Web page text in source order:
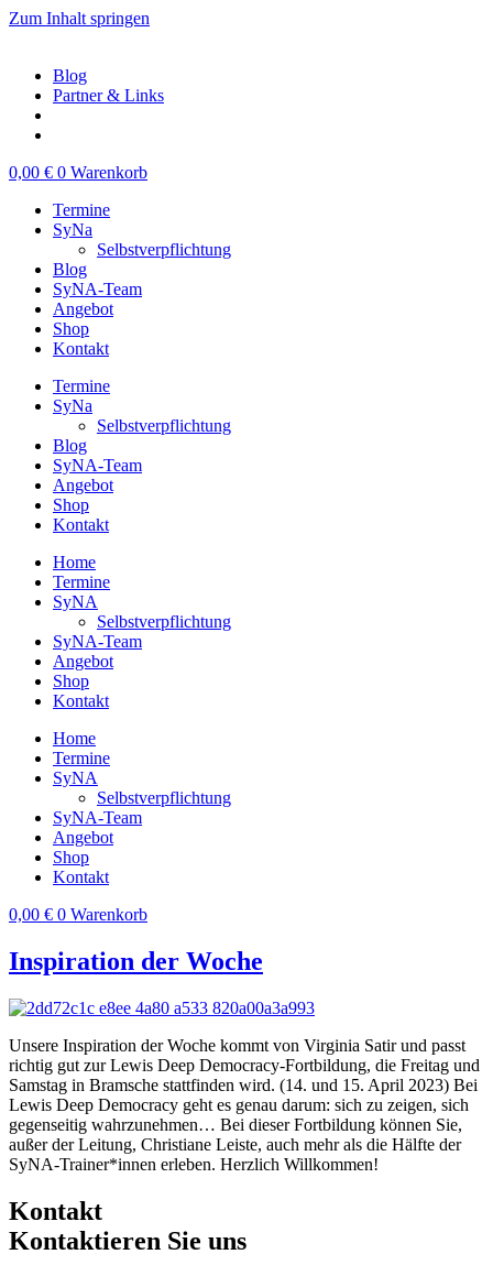
Zum Inhalt springen
Blog
Partner & Links
0,00 € 0 Warenkorb
Termine
SyNa
Selbstverpflichtung
Blog
SyNA-Team
Angebot
Shop
Kontakt
Termine
SyNa
Selbstverpflichtung
Blog
SyNA-Team
Angebot
Shop
Kontakt
Home
Termine
SyNA
Selbstverpflichtung
SyNA-Team
Angebot
Shop
Kontakt
Home
Termine
SyNA
Selbstverpflichtung
SyNA-Team
Angebot
Shop
Kontakt
0,00 € 0 Warenkorb
Inspiration der Woche
Unsere Inspiration der Woche kommt von Virginia Satir und passt
richtig gut zur Lewis Deep Democracy-Fortbildung, die Freitag und
Samstag in Bramsche stattfinden wird. (14. und 15. April 2023) Bei
Lewis Deep Democracy geht es genau darum: sich zu zeigen, sich
gegenseitig wahrzunehmen… Bei dieser Fortbildung können Sie,
außer der Leitung, Christiane Leiste, auch mehr als die Hälfte der
SyNA-Trainer*innen erleben. Herzlich Willkommen!
Kontakt
Kontaktieren Sie uns